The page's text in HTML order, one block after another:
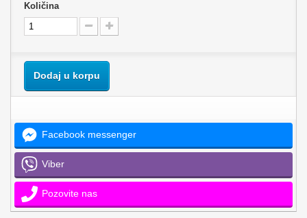
Količina
Dodaj u korpu
Facebook messenger
Viber
Pozovite nas